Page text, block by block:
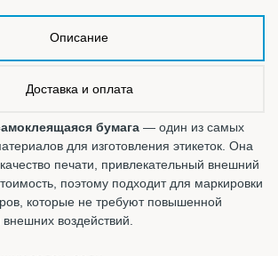
Описание
Доставка и оплата
бумага — один из самых
для изготовления этикеток. Она
печати, привлекательный внешний
поэтому подходит для маркировки
которые не требуют повышенной
воздействий.